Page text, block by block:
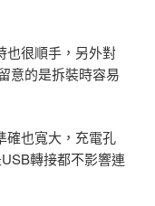
也很順手，另外對
意的是拆裝時容易
確也寬大，充電孔
轉接都不影響連